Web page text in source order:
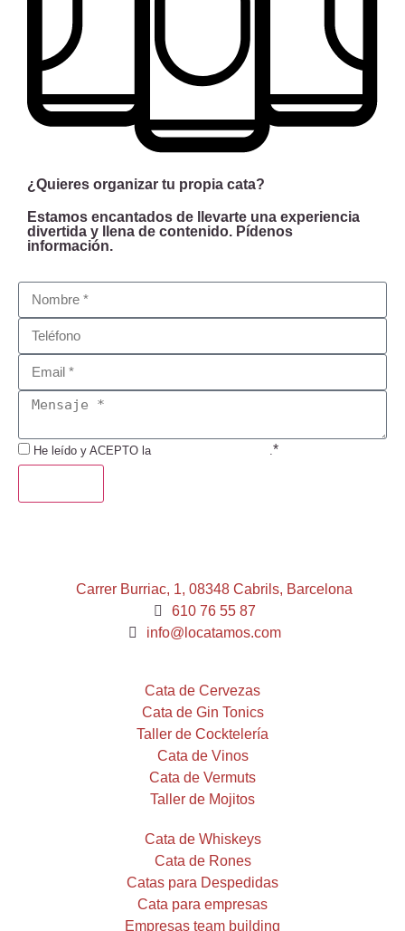
¿Quieres organizar tu propia cata?
Estamos encantados de llevarte una experiencia
divertida y llena de contenido. Pídenos
información.
He leído y ACEPTO la .*
Carrer Burriac, 1, 08348 Cabrils, Barcelona
610 76 55 87
info@locatamos.com
Cata de Cervezas
Cata de Gin Tonics
Taller de Cocktelería
Cata de Vinos
Cata de Vermuts
Taller de Mojitos
Cata de Whiskeys
Cata de Rones
Catas para Despedidas
Cata para empresas
Empresas team building